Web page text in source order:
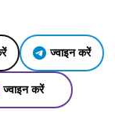
ज्वाइन करें
ज्वाइन करें